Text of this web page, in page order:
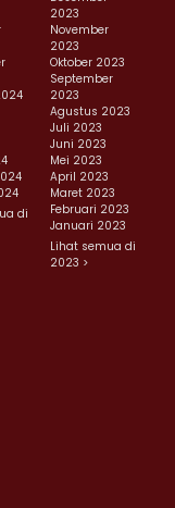
di
2023
November
2023
Oktober 2023
September
2023
Agustus 2023
Juli 2023
Juni 2023
Mei 2023
April 2023
Maret 2023
Februari 2023
Januari 2023
Lihat semua di
2023 >